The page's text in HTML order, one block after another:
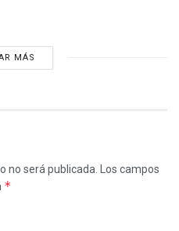
MÁS
no será publicada.
Los campos
*